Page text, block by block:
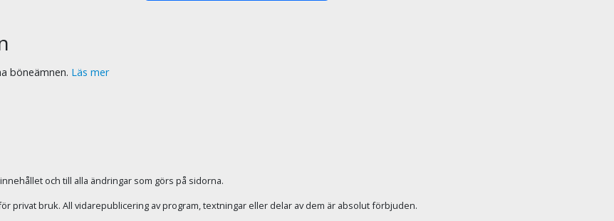
böneämnen. Läs mer
och till alla ändringar som görs på sidorna.
privat bruk. All vidarepublicering av program, textningar eller delar av dem är absolut förbjuden.